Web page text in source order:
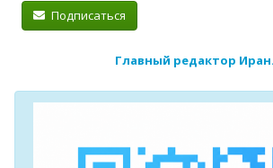
Подписаться
Главный редактор